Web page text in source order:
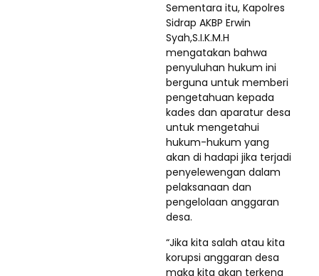
Sementara itu, Kapolres
Sidrap AKBP Erwin
Syah,S.I.K.M.H
mengatakan bahwa
penyuluhan hukum ini
berguna untuk memberi
pengetahuan kepada
kades dan aparatur desa
untuk mengetahui
hukum-hukum yang
akan di hadapi jika terjadi
penyelewengan dalam
pelaksanaan dan
pengelolaan anggaran
desa.
“Jika kita salah atau kita
korupsi anggaran desa
maka kita akan terkena